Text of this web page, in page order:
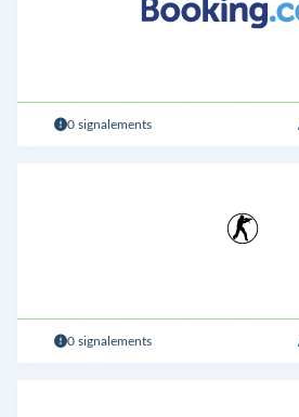
0 signalements
0 signalements